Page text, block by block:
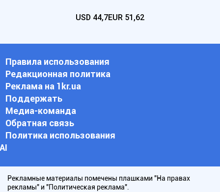
USD 44,7EUR 51,62
Правила использования
Редакционная политика
Реклама на 1kr.ua
Поддержать
Медиа-команда
Обратная связь
Политика использования
АI
Рекламные материалы помечены плашками "На правах
рекламы" и "Политическая реклама".